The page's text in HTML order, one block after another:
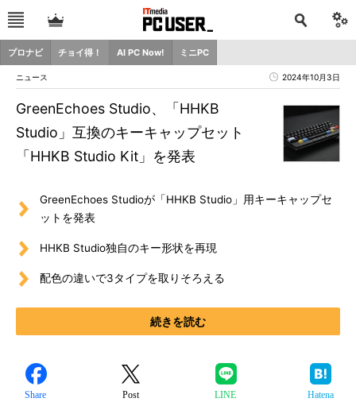
プロナビ チョイ得！ AI PC Now! ミニPC
ニュース 2024年10月3日
GreenEchoes Studio、「HHKB
Studio」互換のキーキャップセット
「HHKB Studio Kit」を発表
GreenEchoes Studioが「HHKB Studio」用キーキャップセ
ットを発表
HHKB Studio独自のキー形状を再現
配色の違いで3タイプを取りそろえる
続きを読む
Share Post LINE Hatena